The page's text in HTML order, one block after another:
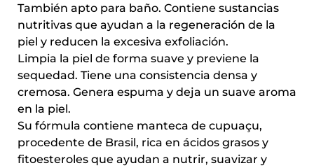
También apto para baño. Contiene sustancias
nutritivas que ayudan a la regeneración de la
piel y reducen la excesiva exfoliación.
Limpia la piel de forma suave y previene la
sequedad. Tiene una consistencia densa y
cremosa. Genera espuma y deja un suave aroma
en la piel.
Su fórmula contiene manteca de cupuaçu,
procedente de Brasil, rica en ácidos grasos y
fitoesteroles que ayudan a nutrir, suavizar y